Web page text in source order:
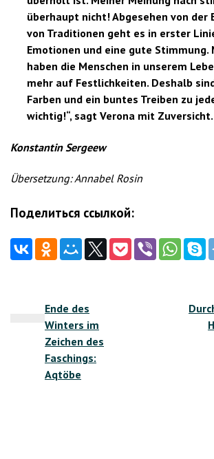
überhaupt nicht! Abgesehen von der
von Traditionen geht es in erster
Emotionen und eine gute Stimmung.
haben die Menschen in unserem
mehr auf Festlichkeiten. Deshalb
Farben und ein buntes Treiben zu
wichtig!“, sagt Verona mit Zuversicht.
Konstantin Sergeew
Übersetzung: Annabel Rosin
Поделиться ссылкой:
Ende des
Winters im
Zeichen des
Faschings:
Aqtöbe